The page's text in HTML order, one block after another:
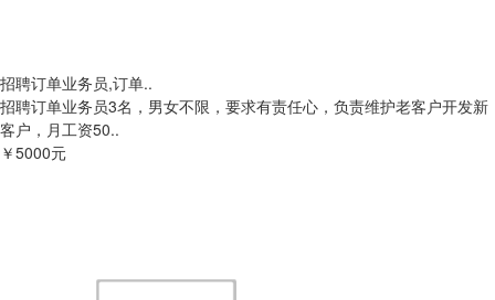
招聘订单业务员,订单..
招聘订单业务员3名，男女不限，要求有责任心，负责维护老客户开发新
客户，月工资50..
￥5000元